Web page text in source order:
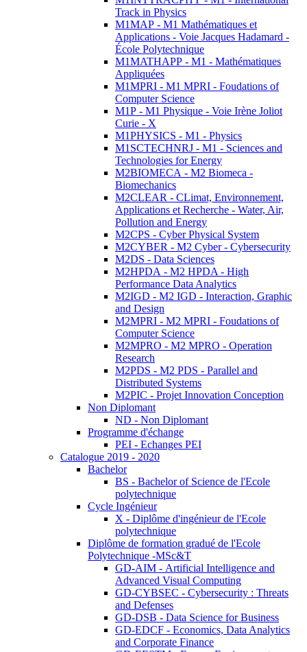
Track in Physics
M1MAP - M1 Mathématiques et
Applications - Voie Jacques Hadamard -
École Polytechnique
M1MATHAPP - M1 - Mathématiques
Appliquées
M1MPRI - M1 MPRI - Foudations of
Computer Science
M1P - M1 Physique - Voie Irène Joliot
Curie - X
M1PHYSICS - M1 - Physics
M1SCTECHNRJ - M1 - Sciences and
Technologies for Energy
M2BIOMECA - M2 Biomeca -
Biomechanics
M2CLEAR - CLimat, Environnement,
Applications et Recherche - Water, Air,
Pollution and Energy
M2CPS - Cyber Physical System
M2CYBER - M2 Cyber - Cybersecurity
M2DS - Data Sciences
M2HPDA - M2 HPDA - High
Performance Data Analytics
M2IGD - M2 IGD - Interaction, Graphic
and Design
M2MPRI - M2 MPRI - Foudations of
Computer Science
M2MPRO - M2 MPRO - Operation
Research
M2PDS - M2 PDS - Parallel and
Distributed Systems
M2PIC - Projet Innovation Conception
Non Diplomant
ND - Non Diplomant
Programme d'échange
PEI - Echanges PEI
Catalogue 2019 - 2020
Bachelor
BS - Bachelor of Science de l'Ecole
polytechnique
Cycle Ingénieur
X - Diplôme d'ingénieur de l'Ecole
polytechnique
Diplôme de formation gradué de l'Ecole
Polytechnique -MSc&T
GD-AIM - Artificial Intelligence and
Advanced Visual Computing
GD-CYBSEC - Cybersecurity : Threats
and Defenses
GD-DSB - Data Science for Business
GD-EDCF - Economics, Data Analytics
and Corporate Finance